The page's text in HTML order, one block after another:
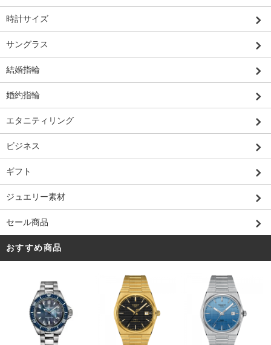
時計サイズ
サングラス
結婚指輪
婚約指輪
エタニティリング
ビジネス
ギフト
ジュエリー素材
セール商品
おすすめ商品